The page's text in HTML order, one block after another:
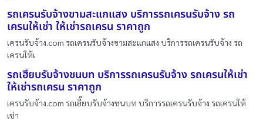
รถเครนรับจ้างขามสะแกแสง บริการรถเครนรับจ้าง รถ
เครนให้เช่า ให้เช่ารถเครน ราคาถูก
เครนรับจ้าง.com รถเครนรับจ้างขามสะแกแสง บริการรถเครนรับจ้าง รถ
เครนให้เ
รถเฮี๊ยบรับจ้างชนบท บริการรถเครนรับจ้าง รถเครนให้เช่า
ให้เช่ารถเครน ราคาถูก
เครนรับจ้าง.com รถเฮี๊ยบรับจ้างชนบท บริการรถเครนรับจ้าง รถเครนให้
เช่า